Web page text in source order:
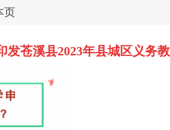
页
苍溪县2023年县城区义务